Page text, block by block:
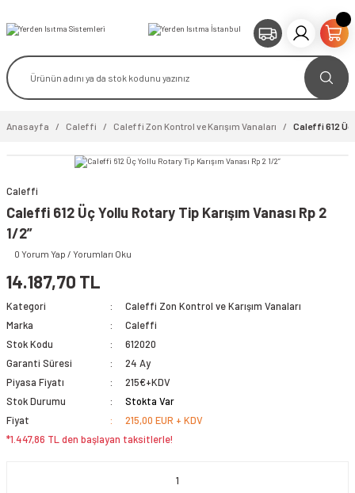
Anasayfa Caleffi Caleffi Zon Kontrol ve Karışım Vanaları Caleffi 612 Üç
video izle
Caleffi
Caleffi 612 Üç Yollu Rotary Tip Karışım Vanası Rp 2
1/2”
0 Yorum Yap / Yorumları Oku
14.187,70 TL
Kategori
Caleffi Zon Kontrol ve Karışım Vanaları
Marka
Caleffi
Stok Kodu
612020
Garanti Süresi
24 Ay
Piyasa Fiyatı
215€+KDV
Stok Durumu
Stokta Var
Fiyat
215,00 EUR + KDV
*1.447,86 TL den başlayan taksitlerle!